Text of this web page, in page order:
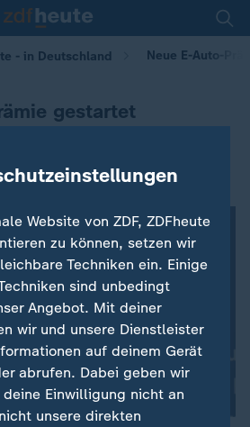
- in Deutschland Neue E-Auto-
gestartet
Website von ZDF, ZDFheute
zu können, setzen wir
Techniken ein. Einige
sind unbedingt
Angebot. Mit deiner
wir und unsere Dienstleister
auf deinem Gerät
abrufen. Dabei geben wir
Einwilligung nicht an
unsere direkten